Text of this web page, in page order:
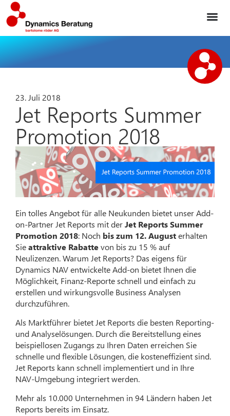
23. Juli 2018
Jet Reports Summer
Promotion 2018
Ein tolles Angebot für alle Neukunden bietet unser Add-
on-Partner Jet Reports mit derJet Reports Summer
Promotion 2018: Noch bis zum 12. Augusterhalten
Sieattraktive Rabattevon bis zu 15 % auf
Neulizenzen. Warum Jet Reports? Das eigens für
Dynamics NAV entwickelte Add-on bietet Ihnen die
Möglichkeit, Finanz-Reporte schnell und einfach zu
erstellen und wirkungsvolle Business Analysen
durchzuführen.
Als Marktführer bietet Jet Reports die besten Reporting-
und Analyselösungen. Durch die Bereitstellung eines
beispiellosen Zugangs zu Ihren Daten erreichen Sie
schnelle und flexible Lösungen, die kosteneffizient sind.
Jet Reports kann schnell implementiert und in Ihre
NAV-Umgebung integriert werden.
Mehr als 10.000 Unternehmen in 94 Ländern haben Jet
Reports bereits im Einsatz.